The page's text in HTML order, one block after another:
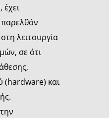
λειτουργία
σε ότι
(hardware) και